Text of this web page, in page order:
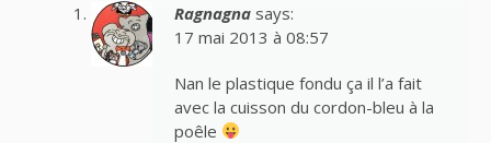
Ragnagna says:
17 mai 2013 à 08:57
Nan le plastique fondu ça il l’a fait
avec la cuisson du cordon-bleu à la
poêle